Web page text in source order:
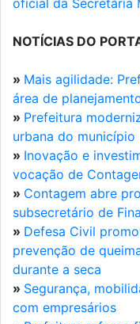
oficial da Secretária
NOTÍCIAS DO
» Mais agilidade:
área de
» Prefeitura
urbana do município
» Inovação e
vocação de
» Contagem abre
subsecretário de
» Defesa Civil
prevenção de
durante a seca
» Segurança,
com empresários